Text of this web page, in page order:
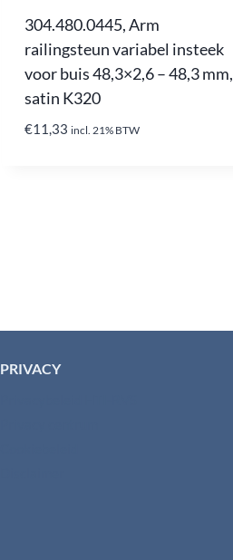
304.480.0445, Arm
railingsteun variabel insteek
voor buis 48,3×2,6 – 48,3 mm,
satin K320
€11,33 incl. 21% BTW
PRIVACY